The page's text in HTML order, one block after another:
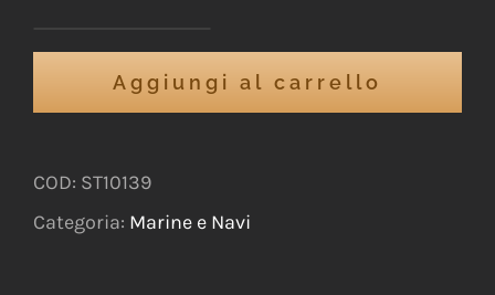
CAPTURE
OF
Aggiungi al carrello
COD: ST10139
Categoria: Marine e Navi